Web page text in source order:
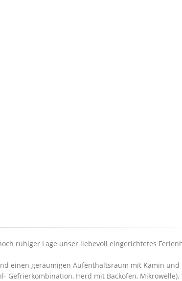
ruhiger Lage unser liebevoll eingerichtetes
einen geräumigen Aufenthaltsraum mit Kamin und
Gefrierkombination, Herd mit Backofen, Mikrowelle).